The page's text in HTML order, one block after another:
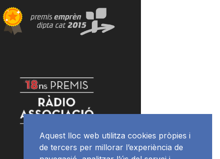
Aquest lloc web utilitza cookies pròpies i
de tercers per millorar l’experiència de